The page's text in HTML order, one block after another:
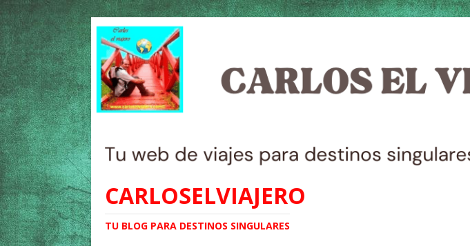
CARLOSELVIAJERO
TU BLOG PARA DESTINOS SINGULARES